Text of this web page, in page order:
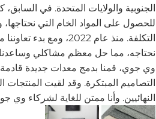
الجنوبية والولايات المتحدة. في
للحصول على المواد الخام التي
التكلفة. منذ عام
نحتاجه، مما حل معظم مشاكلي وساعدنا
وي جوي، قمنا بدمج معدات جديدة
التصاميم المبتكرة. وقد لقيت المنتجات
النهائيين. وأنا ممتن للغاية لشركاء وي